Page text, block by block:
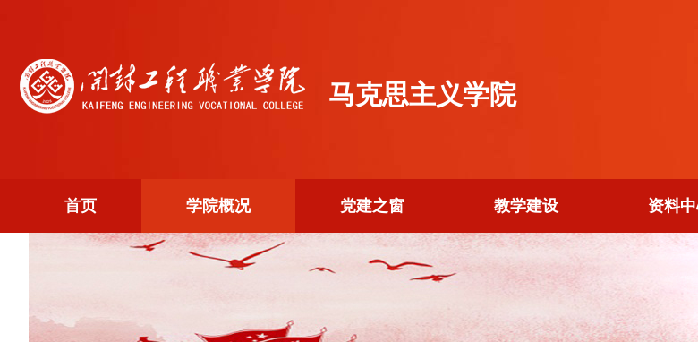
马克思主义学院
首页 学院概况 党建之窗 教学建设 资料